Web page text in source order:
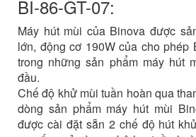
BI-86-GT-07:
Máy hút mùi của Binova được
lớn, động cơ 190W của cho phép
trong những sản phẩm máy hút
đầu.
Chế độ khử mùi tuần hoàn qua
dòng sản phẩm máy hút mùi
được cài đặt sẵn 2 chế độ hút